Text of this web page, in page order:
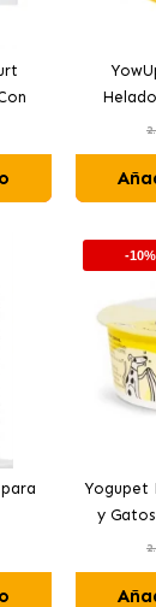
-10%
Yogupet
y